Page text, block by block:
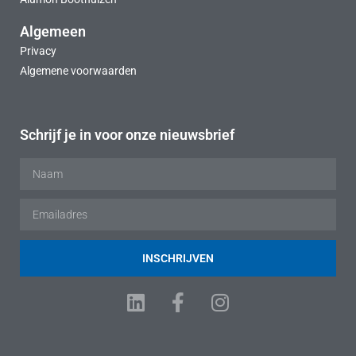
Algemeen
Privacy
Algemene voorwaarden
Schrijf je in voor onze nieuwsbrief
INSCHRIJVEN